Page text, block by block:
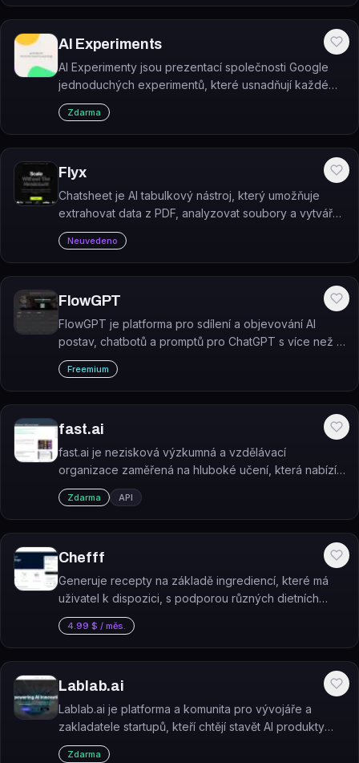
AI Experiments
AI Experimenty jsou prezentací společnosti Google
jednoduchých experimentů, které usnadňují každému
zkoumání strojového učení pomocí obrázků, kreseb,
jazyka, hudby a dalších prvků.
Zdarma
Flyx
Chatsheet je AI tabulkový nástroj, který umožňuje
extrahovat data z PDF, analyzovat soubory a vytvářet
vlastní AI řešení.
Neuvedeno
FlowGPT
FlowGPT je platforma pro sdílení a objevování AI
postav, chatbotů a promptů pro ChatGPT s více než 1
milionem dostupných charakterů.
Freemium
fast.ai
fast.ai je nezisková výzkumná a vzdělávací
organizace zaměřená na hluboké učení, která nabízí
bezplatné kurzy, open-source knihovny a knihu pro
praktické využití neuronových sítí.
Zdarma API
Chefff
Generuje recepty na základě ingrediencí, které má
uživatel k dispozici, s podporou různých dietních
preferencí. Chefff je AI aplikace postavená na
technologii OpenAI, spuštěná v dubnu 2023.
4.99 $ / měs.
Lablab.ai
Lablab.ai je platforma a komunita pro vývojáře a
zakladatele startupů, kteří chtějí stavět AI produkty
prostřednictvím hackathonů a vzdělávacích akcí.
Zdarma